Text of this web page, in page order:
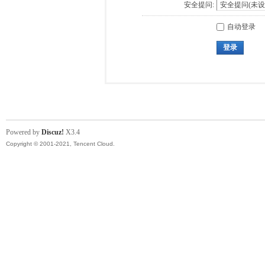
安全提问:
自动登录
登录
Powered by Discuz! X3.4
Copyright © 2001-2021, Tencent Cloud.